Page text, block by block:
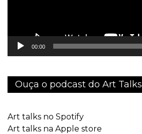
00:00
Ouça o podcast do Art Talks
Art talks no Spotify
Art talks na Apple store